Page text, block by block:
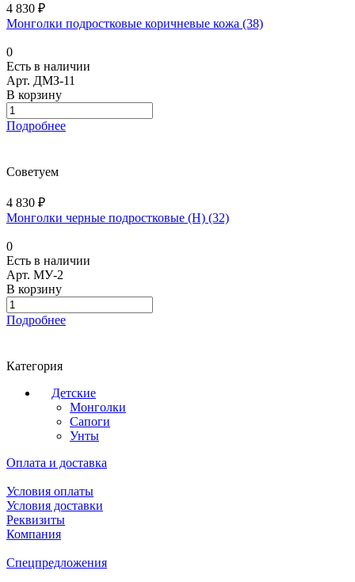
4 830 ₽
Монголки подростковые коричневые кожа (38)
0
Есть в наличии
Арт. ДМЗ-11
В корзину
Подробнее
Советуем
4 830 ₽
Монголки черные подростковые (Н) (32)
0
Есть в наличии
Арт. МУ-2
В корзину
Подробнее
Категория
Детские
Монголки
Сапоги
Унты
Оплата и доставка
Условия оплаты
Условия доставки
Реквизиты
Компания
Спецпредложения